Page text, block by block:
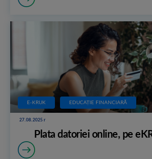
E-KRUK EDUCAȚIE FINANCIARĂ
27.08.2025 r
Plata datoriei online, pe